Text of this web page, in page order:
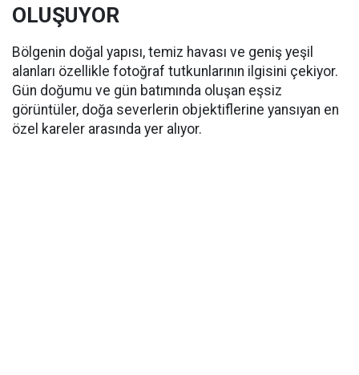
OLUŞUYOR
Bölgenin doğal yapısı, temiz havası ve geniş yeşil
alanları özellikle fotoğraf tutkunlarının ilgisini çekiyor.
Gün doğumu ve gün batımında oluşan eşsiz
görüntüler, doğa severlerin objektiflerine yansıyan en
özel kareler arasında yer alıyor.